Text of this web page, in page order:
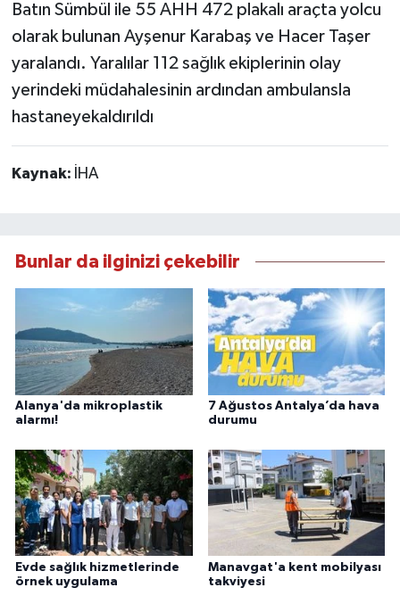
Batın Sümbül ile 55 AHH 472 plakalı araçta yolcu
olarak bulunan Ayşenur Karabaş ve Hacer Taşer
yaralandı. Yaralılar 112 sağlık ekiplerinin olay
yerindeki müdahalesinin ardından ambulansla
hastaneyekaldırıldı
Kaynak: İHA
Bunlar da ilginizi çekebilir
Alanya'da mikroplastik
alarmı!
7 Ağustos Antalya’da hava
durumu
Evde sağlık hizmetlerinde
örnek uygulama
Manavgat'a kent mobilyası
takviyesi